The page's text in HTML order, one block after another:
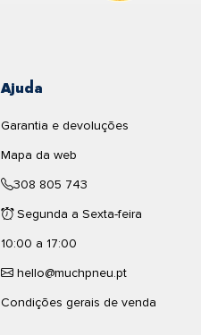
Ajuda
Garantia e devoluções
Mapa da web
308 805 743
Segunda a Sexta-feira
10:00 a 17:00
hello@muchpneu.pt
Condições gerais de venda